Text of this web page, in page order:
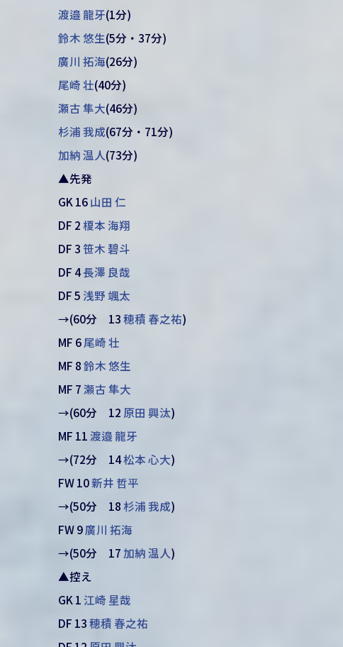
渡邉 龍牙(1分)
鈴木 悠生(5分・37分)
廣川 拓海(26分)
尾崎 壮(40分)
瀬古 隼大(46分)
杉浦 我成(67分・71分)
加納 温人(73分)
▲先発
GK 16山田 仁
DF 2榎本 海翔
DF 3笹木 碧斗
DF 4長澤 良哉
DF 5 浅野 颯太
→(60分 13穂積 春之祐)
MF 6尾崎 壮
MF 8鈴木 悠生
MF 7瀬古 隼大
→(60分 12 原田 興汰)
MF 11渡邉 龍牙
→(72分 14松本 心大)
FW 10新井 哲平
→(50分 18 杉浦 我成)
FW 9廣川 拓海
→(50分 17加納 温人)
▲控え
GK 1 江崎 星哉
DF 13穂積 春之祐